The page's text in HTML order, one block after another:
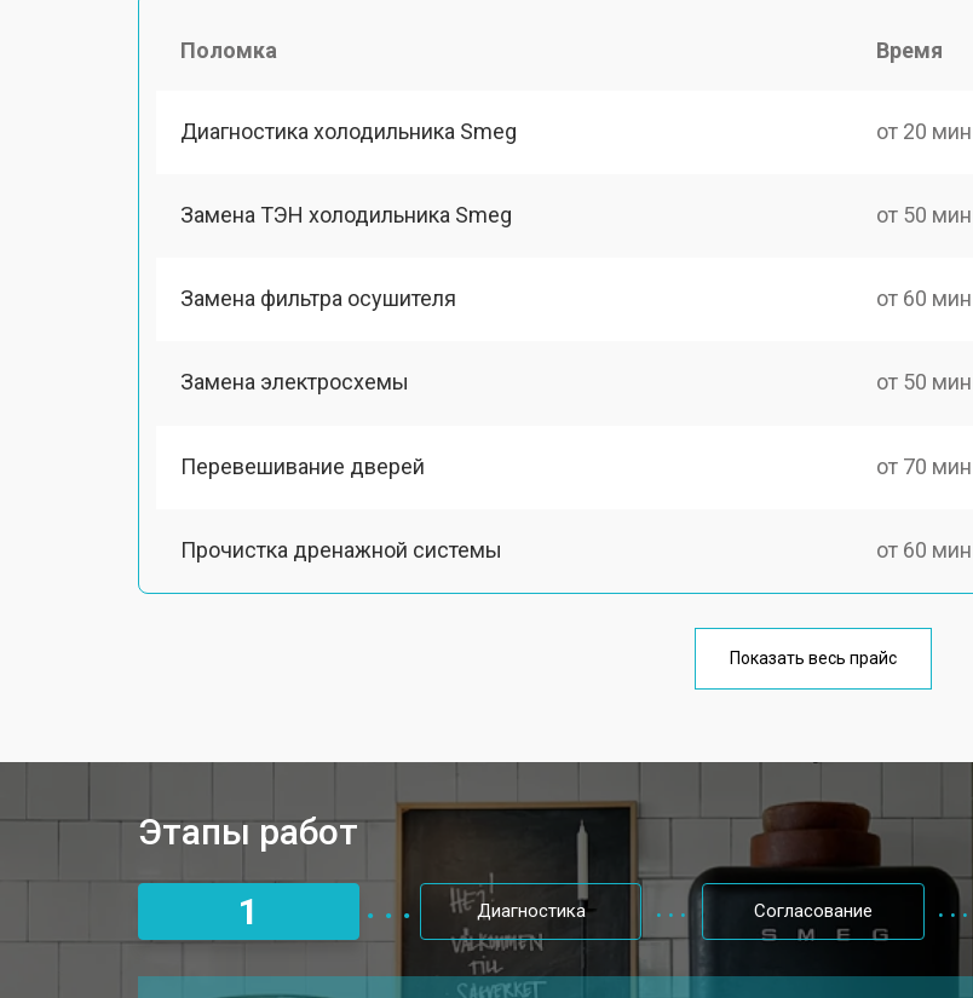
Поломка Время
Диагностика холодильника Smeg от 20 мин
Замена ТЭН холодильника Smeg от 50 мин
Замена фильтра осушителя от 60 мин
Замена электросхемы от 50 мин
Перевешивание дверей от 70 мин
Прочистка дренажной системы от 60 мин
от 60 мин
Устранение засора трубопровода
Замена трубопровода от 60 мин
Замена таймера холодильника Smeg
Показать весь прайс
Этапы работ
1
Диагностика Согласование